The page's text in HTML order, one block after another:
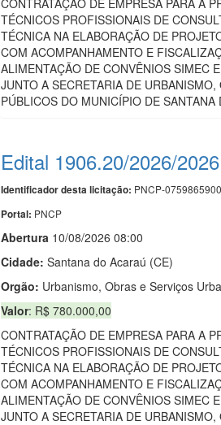
CONTRATAÇÃO DE EMPRESA PARA A
TÉCNICOS PROFISSIONAIS DE
TÉCNICA NA ELABORAÇÃO DE
COM ACOMPANHAMENTO E
ALIMENTAÇÃO DE CONVÊNIOS SIMEC
JUNTO A SECRETARIA DE URBANISMO,
PÚBLICOS DO MUNICÍPIO DE SANTANA
Edital 1906.20/2026/2026
Identificador desta licitação: PNCP-
Portal: PNCP
Abertura 10/08/2026 08:00
Cidade: Santana do Acaraú (CE)
Orgão: Urbanismo, Obras e Serviços
Valor: R$ 780.000,00
CONTRATAÇÃO DE EMPRESA PARA A
TÉCNICOS PROFISSIONAIS DE
TÉCNICA NA ELABORAÇÃO DE
COM ACOMPANHAMENTO E
ALIMENTAÇÃO DE CONVÊNIOS SIMEC
JUNTO A SECRETARIA DE URBANISMO,